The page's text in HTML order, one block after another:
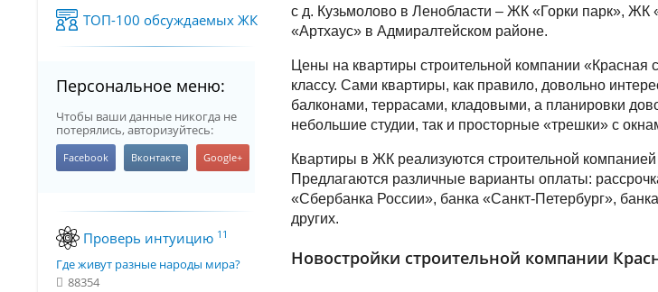
ТОП-100 обсуждаемых ЖК
Персональное меню:
Чтобы ваши данные никогда не
потерялись, авторизуйтесь:
Проверь интуицию 11
Где живут разные народы мира?
88354
с д. Кузьмолово в Ленобласти – ЖК «Горки парк»,
«Артхаус» в Адмиралтейском районе.
Цены на квартиры строительной компании «Красная
классу. Сами квартиры, как правило, довольно
балконами, террасами, кладовыми, а планировки
небольшие студии, так и просторные «трешки» с
Квартиры в ЖК реализуются строительной
Предлагаются различные варианты оплаты:
«Сбербанка России», банка «Санкт-Петербург»,
других.
Новостройки строительной компании